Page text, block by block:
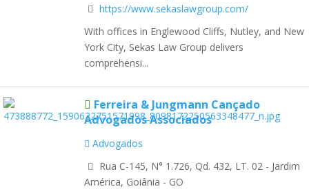
https://www.sekaslawgroup.com/
With offices in Englewood Cliffs, Nutley, and New
York City, Sekas Law Group delivers
comprehensi...
Ferreira & Jungmann Cançado
Advogados Associados
Advogados
Rua C-145, N° 1.726, Qd. 432, LT. 02 - Jardim
América, Goiânia - GO